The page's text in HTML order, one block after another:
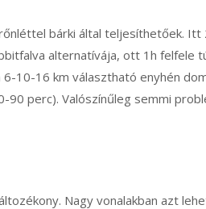
bárki által teljesíthetőek. Itt
alternatívája, ott 1h felfele
10-16 km választható enyhén
perc). Valószínűleg semmi
Nagy vonalakban azt